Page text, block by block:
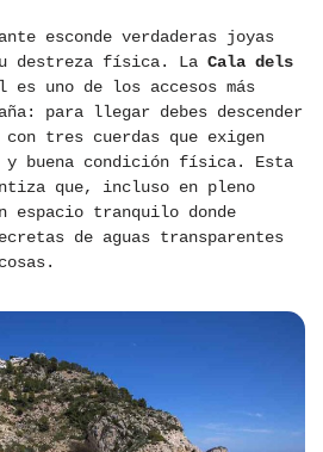
esconde verdaderas joyas
destreza física. La Cala dels
es uno de los accesos más
para llegar debes descender
con tres cuerdas que exigen
y buena condición física. Esta
que, incluso en pleno
espacio tranquilo donde
de aguas transparentes